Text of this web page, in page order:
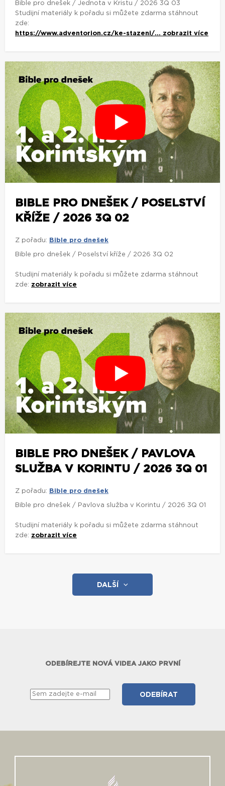
Bible pro dnešek / Jednota v Kristu / 2026 3Q 03
Studijní materiály k pořadu si můžete zdarma stáhnout
zde:
https://www.adventorion.cz/ke-stazeni/... zobrazit více
BIBLE PRO DNEŠEK / POSELSTVÍ
KŘÍŽE / 2026 3Q 02
Z pořadu: Bible pro dnešek
Bible pro dnešek / Poselství kříže / 2026 3Q 02
Studijní materiály k pořadu si můžete zdarma stáhnout
zde: zobrazit více
BIBLE PRO DNEŠEK / PAVLOVA
SLUŽBA V KORINTU / 2026 3Q 01
Z pořadu: Bible pro dnešek
Bible pro dnešek / Pavlova služba v Korintu / 2026 3Q 01
Studijní materiály k pořadu si můžete zdarma stáhnout
zde: zobrazit více
DALŠÍ
ODEBÍREJTE NOVÁ VIDEA JAKO PRVNÍ